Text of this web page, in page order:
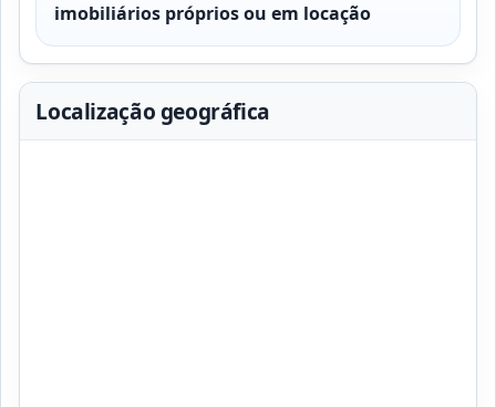
imobiliários próprios ou em locação
Localização geográfica